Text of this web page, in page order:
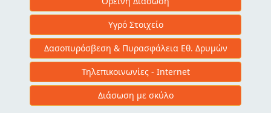
Υγρό Στοιχείο
Δασοπυρόσβεση & Πυρασφάλεια Εθ. Δρυμών
Τηλεπικοινωνίες - Internet
Διάσωση με σκύλο